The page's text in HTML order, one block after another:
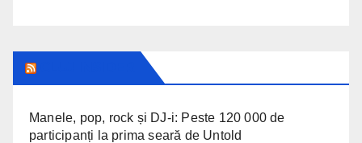
Manele, pop, rock și DJ-i: Peste 120 000 de
participanți la prima seară de Untold